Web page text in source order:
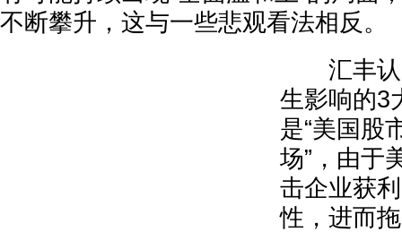
不断攀升，这与一些悲观看法相反。
汇丰认
生影响的3
是“美国股
场”，由于
击企业获
性，进而